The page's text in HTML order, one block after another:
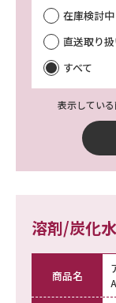
在庫検討中
直送取り
すべて
表示している
溶剤/炭化
商品名